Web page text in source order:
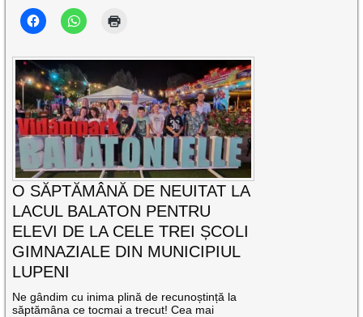
O SĂPTĂMÂNĂ DE NEUITAT LA
LACUL BALATON PENTRU
ELEVI DE LA CELE TREI ȘCOLI
GIMNAZIALE DIN MUNICIPIUL
LUPENI
Ne gândim cu inima plină de recunoștință la
săptămâna ce tocmai a trecut! Cea mai